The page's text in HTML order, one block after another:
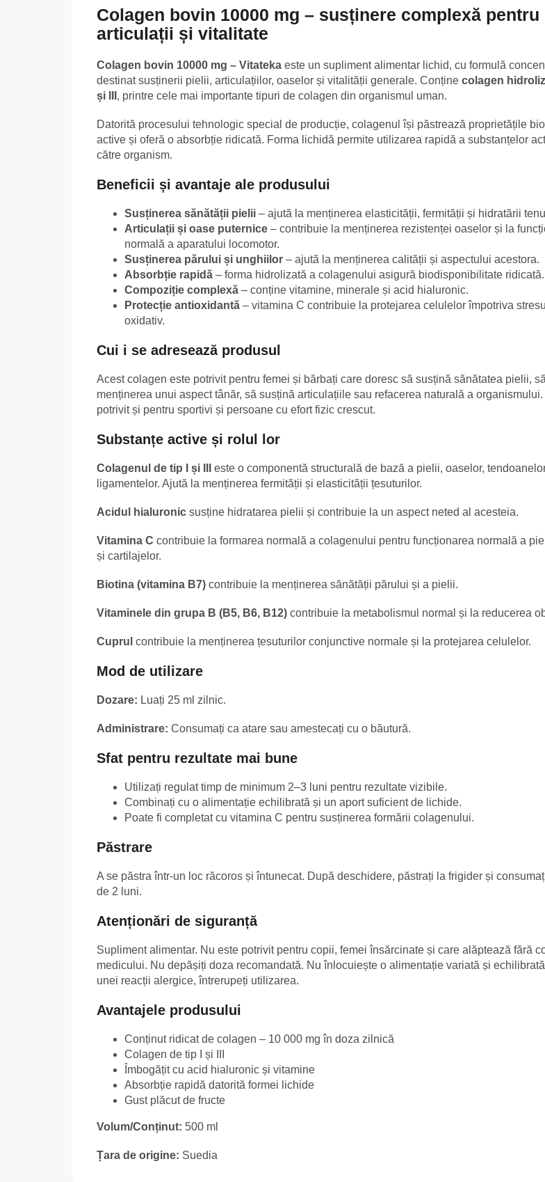
Colagen bovin 10000 mg – susținere complexă pentru
articulații și vitalitate
Colagen bovin 10000 mg – Vitateka este un supliment alimentar lichid, cu formulă
destinat susținerii pielii, articulațiilor, oaselor și vitalității generale. Conține colagen
și III , printre cele mai importante tipuri de colagen din organismul uman.
Datorită procesului tehnologic special de producție, colagenul își păstrează proprietățile
active și oferă o absorbție ridicată. Forma lichidă permite utilizarea rapidă a substanțelor
către organism.
Beneficii și avantaje ale produsului
Susținerea sănătății pielii – ajută la menținerea elasticității, fermității și hidratării
Articulații și oase puternice – contribuie la menținerea rezistenței oaselor și la
normală a aparatului locomotor.
Susținerea părului și unghiilor – ajută la menținerea calității și aspectului acestora.
Absorbție rapidă – forma hidrolizată a colagenului asigură biodisponibilitate ridicată.
Compoziție complexă – conține vitamine, minerale și acid hialuronic.
Protecție antioxidantă – vitamina C contribuie la protejarea celulelor împotriva
oxidativ.
Cui i se adresează produsul
Acest colagen este potrivit pentru femei și bărbați care doresc să susțină sănătatea pielii,
menținerea unui aspect tânăr, să susțină articulațiile sau refacerea naturală a
potrivit și pentru sportivi și persoane cu efort fizic crescut.
Substanțe active și rolul lor
Colagenul de tip I și III
este o componentă structurală de bază a pielii, oaselor,
ligamentelor. Ajută la menținerea fermității și elasticității țesuturilor.
Acidul hialuronic susține hidratarea pielii și contribuie la un aspect neted al acesteia.
Vitamina C contribuie la formarea normală a colagenului pentru funcționarea normală a
și cartilajelor.
Biotina (vitamina B7) contribuie la menținerea sănătății părului și a pielii.
Vitaminele din grupa B (B5, B6, B12) contribuie la metabolismul normal și la reducerea
Cuprul contribuie la menținerea țesuturilor conjunctive normale și la protejarea celulelor.
Mod de utilizare
Dozare: Luați 25 ml zilnic.
Administrare: Consumați ca atare sau amestecați cu o băutură.
Sfat pentru rezultate mai bune
Utilizați regulat timp de minimum 2–3 luni pentru rezultate vizibile.
Combinați cu o alimentație echilibrată și un aport suficient de lichide.
Poate fi completat cu vitamina C pentru susținerea formării colagenului.
Păstrare
A se păstra într-un loc răcoros și întunecat. După deschidere, păstrați la frigider și
de 2 luni.
Atenționări de siguranță
Supliment alimentar. Nu este potrivit pentru copii, femei însărcinate și care alăptează fără
medicului. Nu depășiți doza recomandată. Nu înlocuiește o alimentație variată și
unei reacții alergice, întrerupeți utilizarea.
Avantajele produsului
Conținut ridicat de colagen – 10 000 mg în doza zilnică
Colagen de tip I și III
Îmbogățit cu acid hialuronic și vitamine
Absorbție rapidă datorită formei lichide
Gust plăcut de fructe
Volum/Conținut: 500 ml
Țara de origine: Suedia